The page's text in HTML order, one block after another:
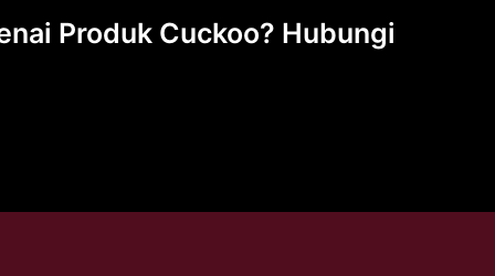
Produk Cuckoo? Hubungi